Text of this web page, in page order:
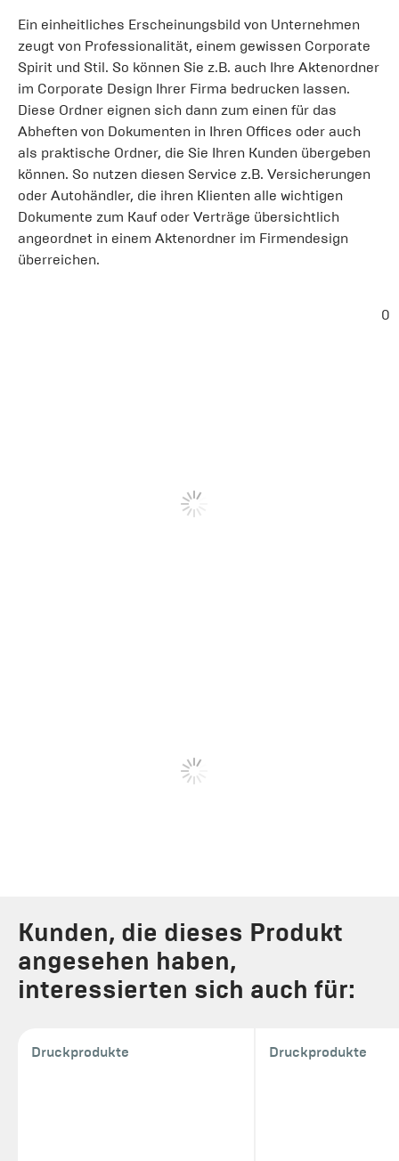
Ein einheitliches Erscheinungsbild von Unternehmen
zeugt von Professionalität, einem gewissen Corporate
Spirit und Stil. So können Sie z.B. auch Ihre Aktenordner
im Corporate Design Ihrer Firma bedrucken lassen.
Diese Ordner eignen sich dann zum einen für das
Abheften von Dokumenten in Ihren Offices oder auch
als praktische Ordner, die Sie Ihren Kunden übergeben
können. So nutzen diesen Service z.B. Versicherungen
oder Autohändler, die ihren Klienten alle wichtigen
Dokumente zum Kauf oder Verträge übersichtlich
angeordnet in einem Aktenordner im Firmendesign
überreichen.
0
Kunden, die dieses Produkt
angesehen haben,
interessierten sich auch für:
Druckprodukte Druckprodukte